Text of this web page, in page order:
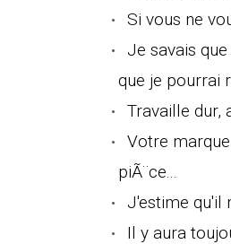
Si vous ne
Je savais
que je pourrai
Travaille dur,
Votre
piÃ¨ce...
J'estime qu'il
Il y aura